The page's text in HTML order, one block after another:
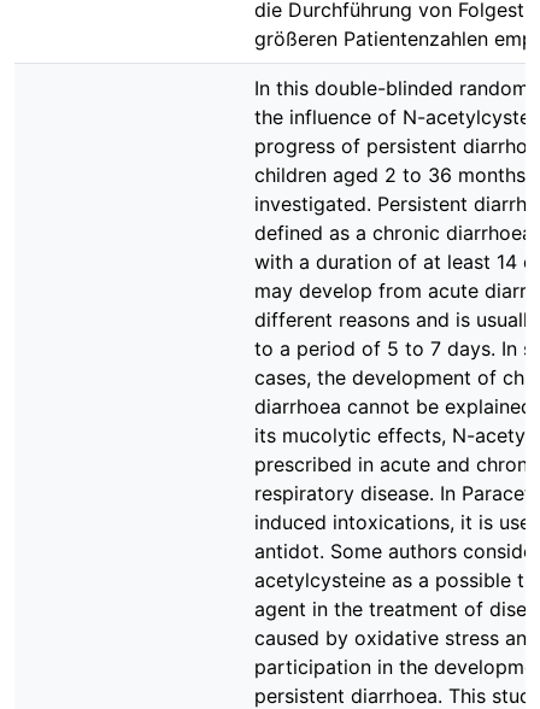
die Durchführung von
größeren Patientenzahlen
In this double-blinded
the influence of N-
progress of persistent
children aged 2 to 36 months
investigated. Persistent
defined as a chronic
with a duration of at least 14
may develop from acute
different reasons and is
to a period of 5 to 7 days. In
cases, the development of
diarrhoea cannot be
its mucolytic effects, N-
prescribed in acute and
respiratory disease. In
induced intoxications, it is
antidot. Some authors
acetylcysteine as a possible
agent in the treatment of
caused by oxidative stress
participation in the
persistent diarrhoea. This